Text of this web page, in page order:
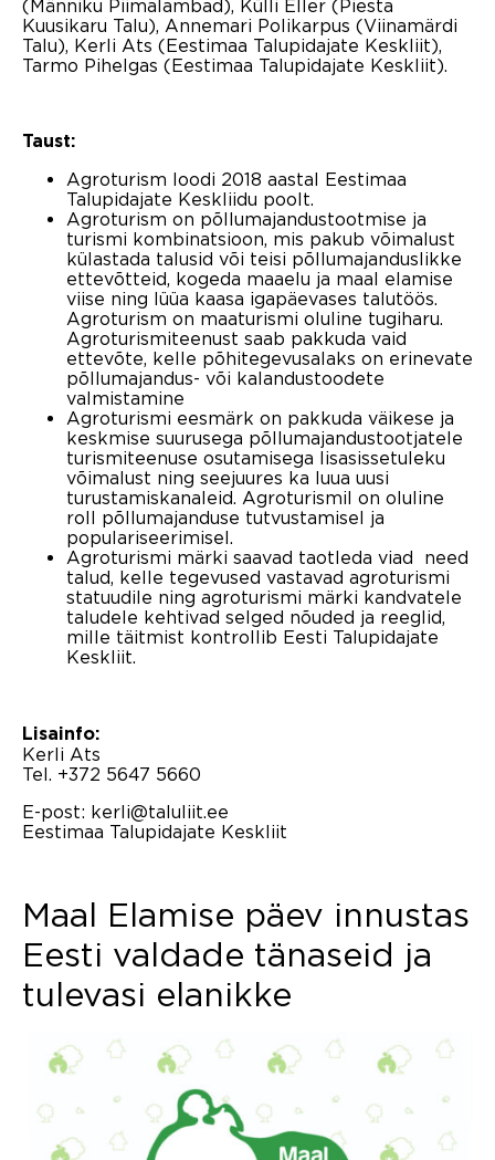
(Männiku Piimalambad), Külli Eller (Piesta
Kuusikaru Talu), Annemari Polikarpus (Viinamärdi
Talu), Kerli Ats (Eestimaa Talupidajate Keskliit),
Tarmo Pihelgas (Eestimaa Talupidajate Keskliit).
Taust:
Agroturism loodi 2018 aastal Eestimaa
Talupidajate Keskliidu poolt.
Agroturism on põllumajandustootmise ja
turismi kombinatsioon, mis pakub võimalust
külastada talusid või teisi põllumajanduslikke
ettevõtteid, kogeda maaelu ja maal elamise
viise ning lüüa kaasa igapäevases talutöös.
Agroturism on maaturismi oluline tugiharu.
Agroturismiteenust saab pakkuda vaid
ettevõte, kelle põhitegevusalaks on erinevate
põllumajandus- või kalandustoodete
valmistamine
Agroturismi eesmärk on pakkuda väikese ja
keskmise suurusega põllumajandustootjatele
turismiteenuse osutamisega lisasissetuleku
võimalust ning seejuures ka luua uusi
turustamiskanaleid. Agroturismil on oluline
roll põllumajanduse tutvustamisel ja
populariseerimisel.
Agroturismi märki saavad taotleda viad need
talud, kelle tegevused vastavad agroturismi
statuudile ning agroturismi märki kandvatele
taludele kehtivad selged nõuded ja reeglid,
mille täitmist kontrollib Eesti Talupidajate
Keskliit.
Lisainfo:
Kerli Ats
Tel. +372 5647 5660
E-post: kerli@taluliit.ee
Eestimaa Talupidajate Keskliit
Maal Elamise päev innustas
Eesti valdade tänaseid ja
tulevasi elanikke